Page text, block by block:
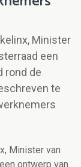
Minister
een
rond de
te
Minister van
ontwerp van